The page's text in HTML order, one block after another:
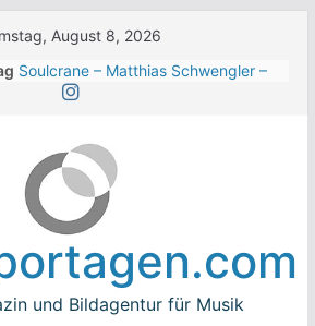
August 8, 2026
Soulcrane – Matthias Schwengler –
Walter Trout Band beim Winterbach
Zeltspektakel 2026
The Cinelli Brothers beim
Winterbach Zeltspektakel 2026
Jean-Michel Jarre bei den jazz open
Modena auf der Piazza Roma 2026
und Bildagentur für Musik